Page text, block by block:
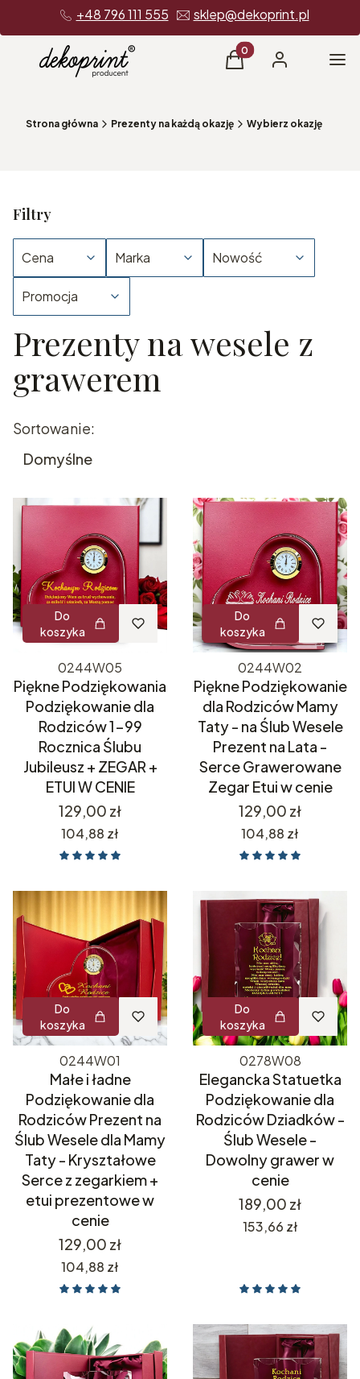
+48 796 111 555 sklep@dekoprint.pl
Produkty w koszyku:
Koszyk Zaloguj się
Strona główna Prezenty na każdą okazję Wybierz okazję
Filtry
Cena Marka Nowość
Promocja
Koniec filtrów
Prezenty na wesele z
grawerem
Lista produktów
Sortowanie:
Domyślne
Do
koszyka
0244W05
Piękne Podziękowania
Podziękowanie dla
Rodziców 1-99
Rocznica Ślubu
Jubileusz + ZEGAR +
ETUI W CENIE
Cena
129,00 zł
Cena
104,88 zł
Do
koszyka
0244W02
Piękne Podziękowanie
dla Rodziców Mamy
Taty - na Ślub Wesele
Prezent na Lata -
Serce Grawerowane
Zegar Etui w cenie
Cena
129,00 zł
Cena
104,88 zł
Do
koszyka
0244W01
Małe i ładne
Podziękowanie dla
Rodziców Prezent na
Ślub Wesele dla Mamy
Taty - Kryształowe
Serce z zegarkiem +
etui prezentowe w
cenie
Cena
129,00 zł
Cena
104,88 zł
Do
koszyka
0278W08
Elegancka Statuetka
Podziękowanie dla
Rodziców Dziadków -
Ślub Wesele -
Dowolny grawer w
cenie
Cena
189,00 zł
Cena
153,66 zł